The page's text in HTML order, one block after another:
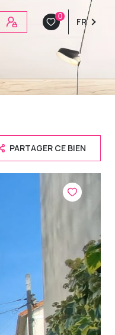
0 FR
PARTAGER CE BIEN